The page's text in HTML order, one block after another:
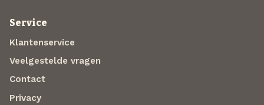
Service
Klantenservice
Veelgestelde vragen
Contact
Privacy